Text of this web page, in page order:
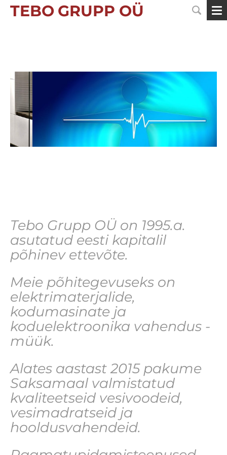
TEBO GRUPP OÜ
Tebo Grupp OÜ on 1995.a.
asutatud eesti kapitalil
põhinev ettevõte.
Meie põhitegevuseks on
elektrimaterjalide,
kodumasinate ja
koduelektroonika vahendus -
müük.
Alates aastast 2015 pakume
Saksamaal valmistatud
kvaliteetseid vesivoodeid,
vesimadratseid ja
hooldusvahendeid.